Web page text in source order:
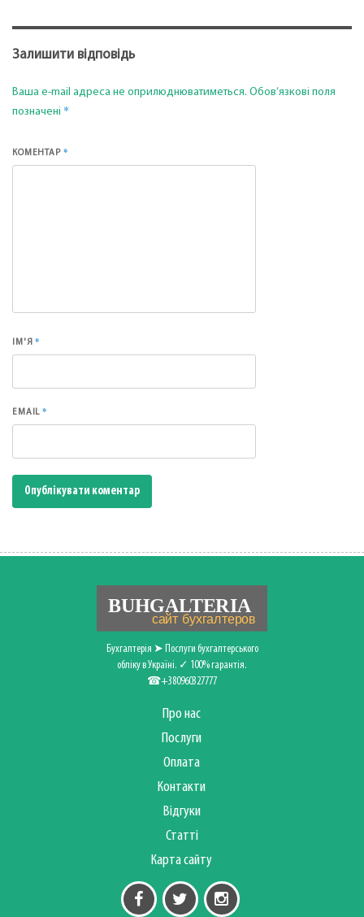
Залишити відповідь
Ваша e-mail адреса не оприлюднюватиметься. Обов’язкові поля
позначені *
КОМЕНТАР *
ІМ'Я*
EMAIL*
Бухгалтерія ➤ Послуги бухгалтерського
обліку в Україні. ✓ 100% гарантія.
☎+380960327777
Про нас
Послуги
Оплата
Контакти
Відгуки
Статті
Карта сайту